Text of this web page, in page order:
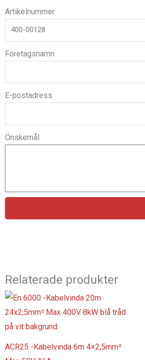
Artikelnummer
Företagsnamn
E-postadress
Önskemål
Relaterade produkter
ACR25 -Kabelvinda 6m 4×2,5mm²